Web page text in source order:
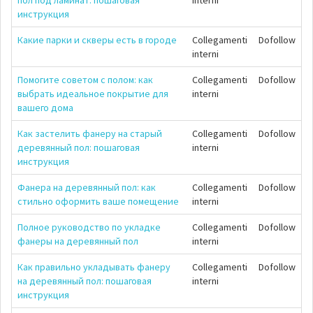
инструкция
Какие парки и скверы есть в городе
Collegamenti
interni
Dofollow
Помогите советом с полом: как
выбрать идеальное покрытие для
вашего дома
Collegamenti
interni
Dofollow
Как застелить фанеру на старый
деревянный пол: пошаговая
инструкция
Collegamenti
interni
Dofollow
Фанера на деревянный пол: как
стильно оформить ваше помещение
Collegamenti
interni
Dofollow
Полное руководство по укладке
фанеры на деревянный пол
Collegamenti
interni
Dofollow
Как правильно укладывать фанеру
на деревянный пол: пошаговая
инструкция
Collegamenti
interni
Dofollow